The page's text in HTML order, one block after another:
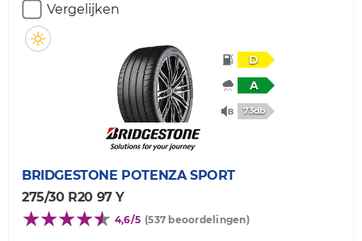
Vergelijken
D
A
73db
BRIDGESTONE POTENZA SPORT
275/30 R20 97 Y
4,6/5 (537 beoordelingen)